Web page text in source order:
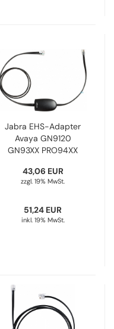
Jabra EHS-Adapter
Avaya GN9120
GN93XX PRO94XX
DHSG 14201-19
43,06 EUR
zzgl. 19% MwSt.
51,24 EUR
inkl. 19% MwSt.